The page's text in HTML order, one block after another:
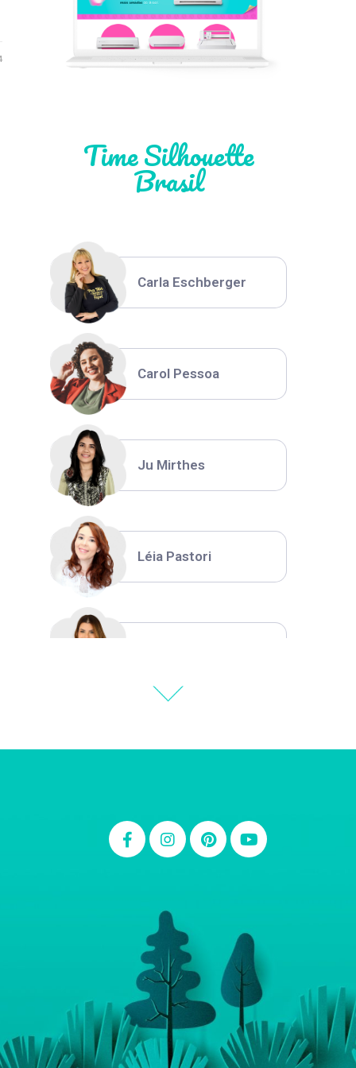
Time Silhouette
Brasil
Léia Pastori
Thiara Ney
Carla Eschberger
Carol Pessoa
Ju Mirthes
Léia Pastori
Carla Eschberger
Carol Pessoa
Ju Mirthes